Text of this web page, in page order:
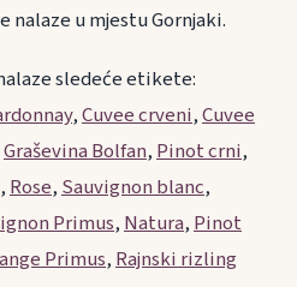
nalaze u mjestu Gornjaki.
sledeće etikete:
,Cuvee crveni,Cuvee
Graševina Bolfan,Pinot crni,
,Rose,Sauvignon blanc,
Primus,Natura,Pinot
Primus,Rajnski rizling